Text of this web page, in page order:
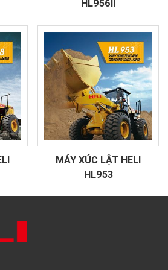
HL956II
MÁY XÚC LẬT HELI
HL953